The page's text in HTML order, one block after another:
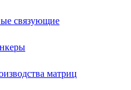
связующие
матриц